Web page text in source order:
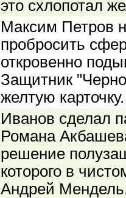
это схлопотал
Максим Петров
пробросить
откровенно
Защитник
желтую карточку.
Иванов сделал
Романа
решение
которого в
Андрей